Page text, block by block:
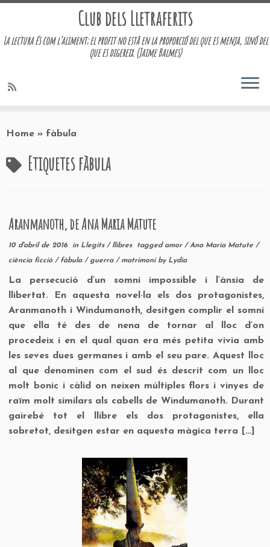
to
Club dels Lletraferits
La lectura és com l’aliment; el profit no està en la proporció del que es menja, sinó del
que es digereix. (Jaime Balmes)
Home » fàbula
Etiquetesfàbula
Aranmanoth, de Ana Maria Matute
10 d'abril de 2016 in Llegits/ llibres tagged amor/Ana Maria Matute/
ciència ficció/ fàbula/ guerra/ matrimoni by Lydia
La persecució d’un somni impossible i l’ànsia de
llibertat. En aquesta novel·la els dos protagonistes,
Aranmanoth i Windumanoth, desitgen complir el somni
que ella té des de nena de tornar al lloc d’on
procedeix i en el qual quan era més petita vivia amb
les seves dues germanes i amb el seu pare. Aquest lloc
al que denominen com el sud és descrit com un lloc
molt bonic i càlid on neixen múltiples flors i vinyes de
raïm molt similars als cabells de Windumanoth. Durant
gairebé tot el llibre els dos protagonistes, ella
sobretot, desitgen estar en aquesta màgica terra […]